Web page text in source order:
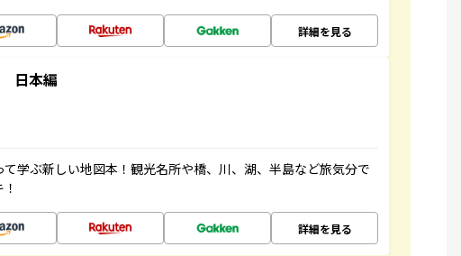
詳細を見る
日本編
学ぶ新しい地図本！観光名所や橋、川、湖、半島など旅気分で
詳細を見る